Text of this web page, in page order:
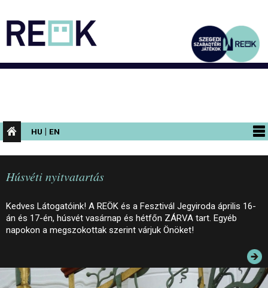
HU | EN
PROGRAMOK
KIÁLLÍTÁSOK
AZ ÉPÜLET
INFORMÁCIÓK
JEGYEK
Húsvéti nyitvatartás
Kedves Látogatóink! A REÖK és a Fesztivál Jegyiroda április 16-
án és 17-én, húsvét vasárnap és hétfőn ZÁRVA tart. Egyéb
napokon a megszokottak szerint várjuk Önöket!